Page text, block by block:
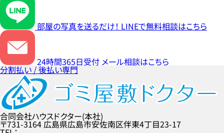
部屋の写真を送るだけ！ LINEで無料相談はこちら
24時間365日受付 メール相談はこちら
分割払い / 後払い専門
合同会社ハウスドクター(本社)
〒731-3164 広島県広島市安佐南区伴東4丁目23-17